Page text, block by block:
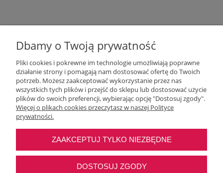
Moje konto
Najczęstsze pytania
Dbamy o Twoją prywatność
Pliki cookies i pokrewne im technologie umożliwiają poprawne
działanie strony i pomagają nam dostosować ofertę do Twoich
potrzeb. Możesz zaakceptować wykorzystanie przez nas
wszystkich tych plików i przejść do sklepu lub dostosować użycie
plików do swoich preferencji, wybierając opcję "Dostosuj zgody".
Więcej o plikach cookies przeczytasz w naszej Polityce
prywatności.
ZAAKCEPTUJ TYLKO NIEZBĘDNE
DOSTOSUJ ZGODY